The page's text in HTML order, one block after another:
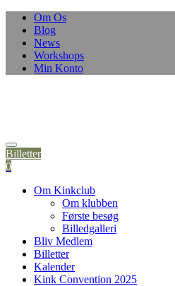
Om Os
Blog
News
Workshops
Min Konto
Billetter
0
Om Kinkclub
Om klubben
Første besøg
Billedgalleri
Bliv Medlem
Billetter
Kalender
Kink Convention 2025